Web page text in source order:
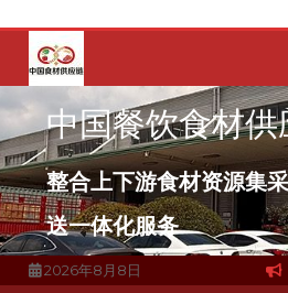
容
中国餐饮食材供
整合上下游食材资源集
送一体化服务
2026年8月8日